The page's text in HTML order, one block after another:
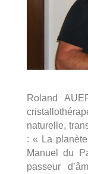
Roland
naturelle,
: « La
Manuel du
passeur